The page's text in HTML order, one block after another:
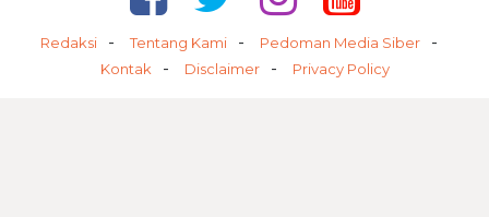
Redaksi Tentang Kami
Pedoman Media Siber
Kontak
Disclaimer Privacy Policy